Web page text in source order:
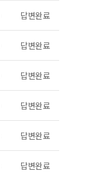
답변완료
답변완료
답변완료
답변완료
답변완료
답변완료